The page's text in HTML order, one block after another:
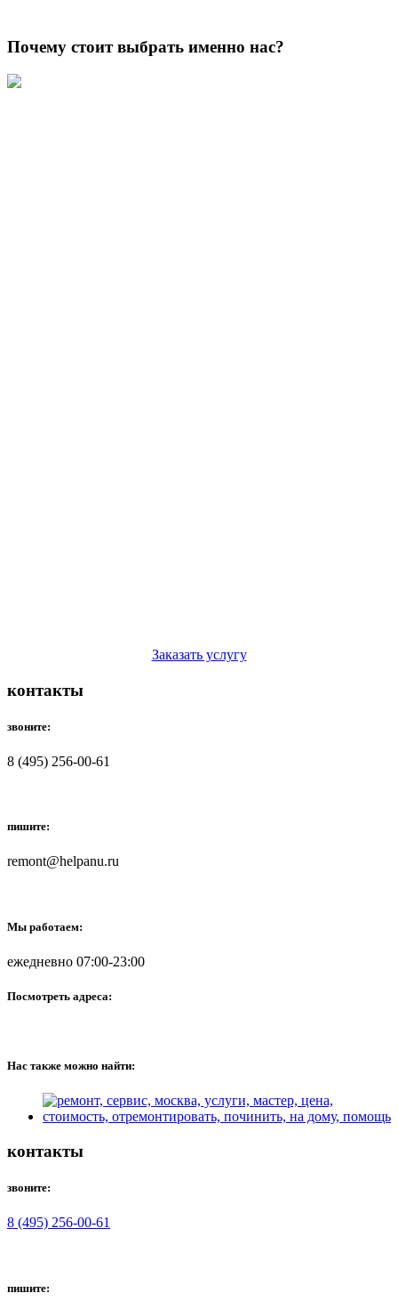
Почему стоит выбрать именно нас?
Заказать услугу
контакты
звоните:
8 (495) 256-00-61
пишите:
remont@helpanu.ru
Мы работаем:
ежедневно 07:00-23:00
Посмотреть адреса:
Нас также можно найти:
контакты
звоните:
8 (495) 256-00-61
пишите: